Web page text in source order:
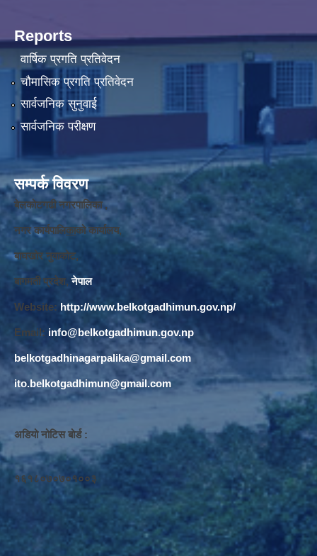
Reports
वार्षिक प्रगति प्रतिवेदन
चौमासिक प्रगति प्रतिवेदन
सार्वजनिक सुनुवाई
सार्वजनिक परीक्षण
सम्पर्क विवरण
बेलकोटगढी नगरपालिका ,
नगर कार्यपालिकाको कार्यालय,
बाघखोर नुवाकोट,
बागमती प्रदेश, नेपाल
Website: http://www.belkotgadhimun.gov.np/
Email: info@belkotgadhimun.gov.np
belkotgadhinagarpalika@gmail.com
ito.belkotgadhimun@gmail.com
अडियो नोटिस बोर्ड :
१६१८०७०७०१००३